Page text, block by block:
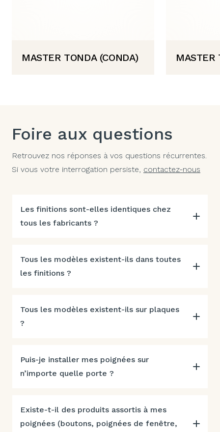
MASTER TONDA (CONDA) MASTER
Foire aux questions
Retrouvez nos réponses à vos questions récurrentes.
Si vous votre interrogation persiste, contactez-nous
Les finitions sont-elles identiques chez
tous les fabricants ?
Tous les modèles existent-ils dans toutes
les finitions ?
Tous les modèles existent-ils sur plaques
?
Puis-je installer mes poignées sur
n’importe quelle porte ?
Existe-t-il des produits assortis à mes
poignées (boutons, poignées de fenêtre,